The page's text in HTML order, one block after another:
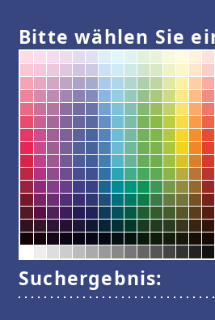
Bitte wählen Sie
Suchergebnis: